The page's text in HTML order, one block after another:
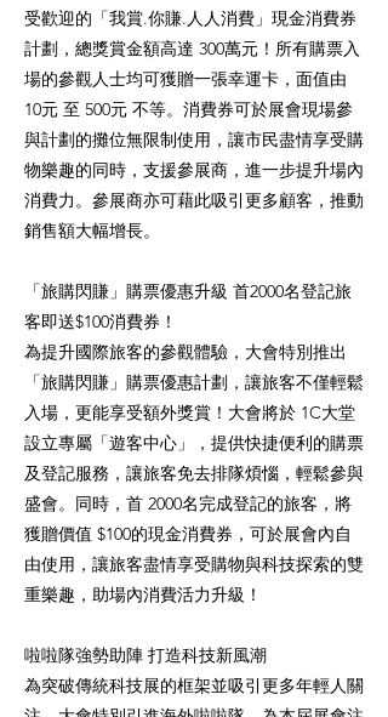
受歡迎的「我賞.你賺.人人消費」現金消費券
計劃，總獎賞金額高達 300萬元！所有購票入
場的參觀人士均可獲贈一張幸運卡，面值由
10元 至 500元 不等。消費券可於展會現場參
與計劃的攤位無限制使用，讓市民盡情享受購
物樂趣的同時，支援參展商，進一步提升場內
消費力。參展商亦可藉此吸引更多顧客，推動
銷售額大幅增長。
「旅購閃賺」購票優惠升級 首2000名登記旅
客即送$100消費券！
為提升國際旅客的參觀體驗，大會特別推出
「旅購閃賺」購票優惠計劃，讓旅客不僅輕鬆
入場，更能享受額外獎賞！大會將於 1C大堂
設立專屬「遊客中心」，提供快捷便利的購票
及登記服務，讓旅客免去排隊煩惱，輕鬆參與
盛會。同時，首 2000名完成登記的旅客，將
獲贈價值 $100的現金消費券，可於展會內自
由使用，讓旅客盡情享受購物與科技探索的雙
重樂趣，助場內消費活力升級！
啦啦隊強勢助陣 打造科技新風潮
為突破傳統科技展的框架並吸引更多年輕人關